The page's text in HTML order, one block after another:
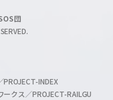
団
INDEX
クス／PROJECT-RAILGU